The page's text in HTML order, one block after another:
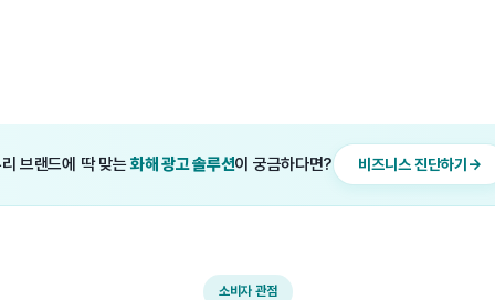
브랜드에 딱 맞는화해 광고 솔루션이 궁금하다면? 비즈니스 진단하기
소비자 관점